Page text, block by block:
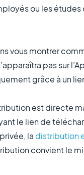
ou les
vous montrer
pas sur
grâce à un
est directe
le lien de
la distribution
convient le